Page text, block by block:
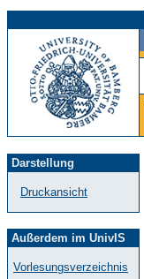
Darstellung
Druckansicht
Außerdem im UnivIS
Vorlesungsverzeichnis